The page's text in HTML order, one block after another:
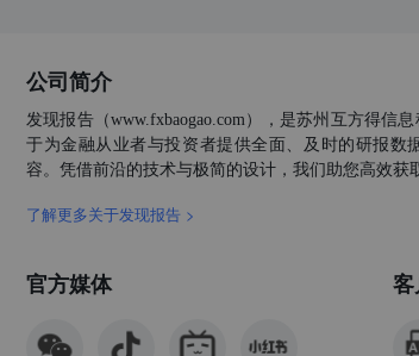
公司简介
发现报告（www.fxbaogao.com），是苏州互方得信
于为金融从业者与投资者提供全面、及时的研报数
容。凭借前沿的技术与极简的设计，我们助您高效获
了解更多关于发现报告 >
官方媒体